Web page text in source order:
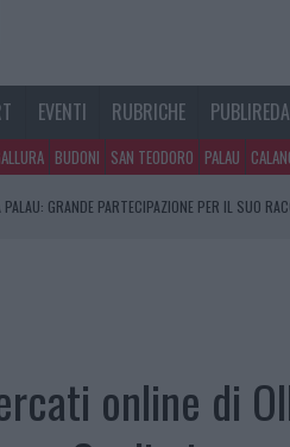
EVENTI RUBRICHE
BUDONI SAN TEODORO PALAU
GRANDE PARTECIPAZIONE PER IL SUO
online di